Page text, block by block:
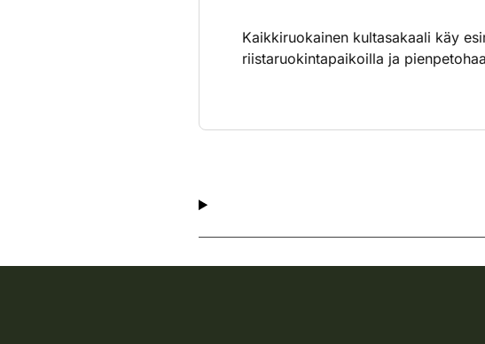
Kaikkiruokainen kultasakaali käy
riistaruokintapaikoilla ja